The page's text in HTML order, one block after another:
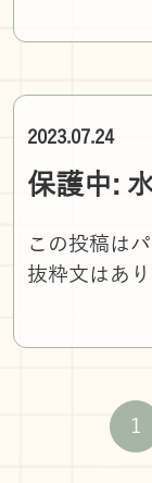
2023.07.24
保護中:
この投稿は
抜粋文はあり
1